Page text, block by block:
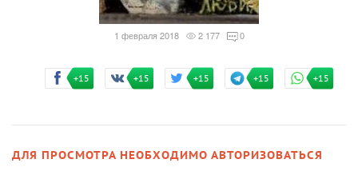
1 февраля 2018 2 177 0
+15 +15 +15 +15 +15
ДЛЯ ПРОСМОТРА НЕОБХОДИМО АВТОРИЗОВАТЬСЯ